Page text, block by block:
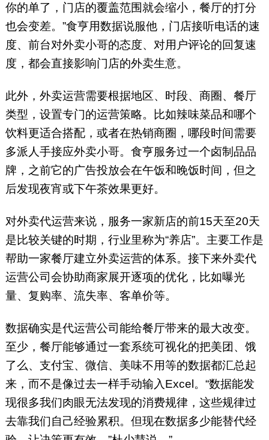
你的单了，门店的覆盖范围就会缩小，餐厅的打分
也会变差。”食亨用数据说服他，门店接听电话的速
度、前台对外卖小哥的态度、对用户评论的回复速
度，都会直接影响门店的外卖生意。
此外，外卖运营需要根据地区、时段、商圈、餐厅
类型，设置专门的运营策略。比如辣味菜品和哪个
饮料更适合搭配，或者在热销商圈，哪段时间需要
多派人手接应外卖小哥。食亨服务过一个卤制品品
牌，之前它的广告投放会在午饭和晚饭时间，但之
后发现夜宵或下午茶效果更好。
对外卖代运营来说，服务一家新店的前15天至20天
是比较关键的时期，行业里称为“养店”。主要工作是
帮助一家餐厅建立外卖运营的体系。接下来外卖代
运营公司会协助商家展开逐项的优化，比如曝光
量、复购率、流失率、客单价等。
数据确实是代运营公司能给餐厅带来的最大改变。
至少，餐厅能够通过一套系统可视化的把美团、饿
了么、支付宝、微信、美味不用等的数据都汇总起
来，而不是像过去一样手动输入Excel。“数据能发
现很多我们肉眼无法发现的消费规律，这些规律过
去靠我们自己经验累积。但现在数据多少能替代经